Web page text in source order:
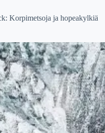
Korpimetsoja ja hopeakylkiä